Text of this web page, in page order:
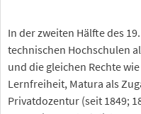
In der zweiten Hälfte des
technischen Hochschulen
und die gleichen Rechte
Lernfreiheit, Matura als
Privatdozentur (seit 1849;